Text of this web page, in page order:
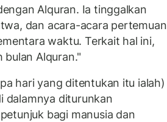
Alquran. Ia tinggalkan
dan acara-acara pertemuan
waktu. Terkait hal ini,
bulan Alquran."
hari yang ditentukan itu ialah)
dalamnya diturunkan
bagi manusia dan